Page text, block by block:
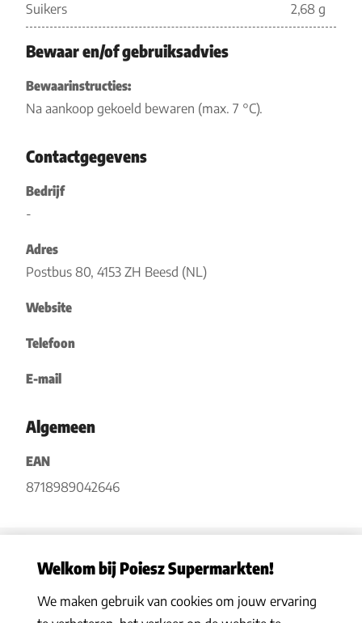
Suikers 2,68 g
Bewaar en/of gebruiksadvies
Bewaarinstructies:
Na aankoop gekoeld bewaren (max. 7 °C).
Contactgegevens
Bedrijf
-
Adres
Postbus 80, 4153 ZH Beesd (NL)
Website
Telefoon
E-mail
Algemeen
EAN
8718989042646
Privacy statement|Algemene voorwaarden |Hoe werkt het |
Welkom bij Poiesz Supermarkten!
We maken gebruik van cookies om jouw ervaring